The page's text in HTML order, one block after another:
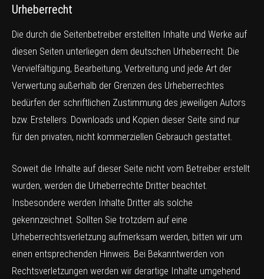
Urheberrecht
Die durch die Seitenbetreiber erstellten Inhalte und Werke auf
diesen Seiten unterliegen dem deutschen Urheberrecht. Die
Vervielfältigung, Bearbeitung, Verbreitung und jede Art der
Verwertung außerhalb der Grenzen des Urheberrechtes
bedürfen der schriftlichen Zustimmung des jeweiligen Autors
bzw. Erstellers. Downloads und Kopien dieser Seite sind nur
für den privaten, nicht kommerziellen Gebrauch gestattet.
Soweit die Inhalte auf dieser Seite nicht vom Betreiber erstellt
wurden, werden die Urheberrechte Dritter beachtet.
Insbesondere werden Inhalte Dritter als solche
gekennzeichnet. Sollten Sie trotzdem auf eine
Urheberrechtsverletzung aufmerksam werden, bitten wir um
einen entsprechenden Hinweis. Bei Bekanntwerden von
Rechtsverletzungen werden wir derartige Inhalte umgehend